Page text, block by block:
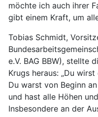
möchte ich auch ihrer
gibt einem Kraft, um
Tobias Schmidt,
e.V. BAG BBW), stellte
Krugs heraus: „Du
Du warst von Beginn
und hast alle Höhen
Insbesondere an der